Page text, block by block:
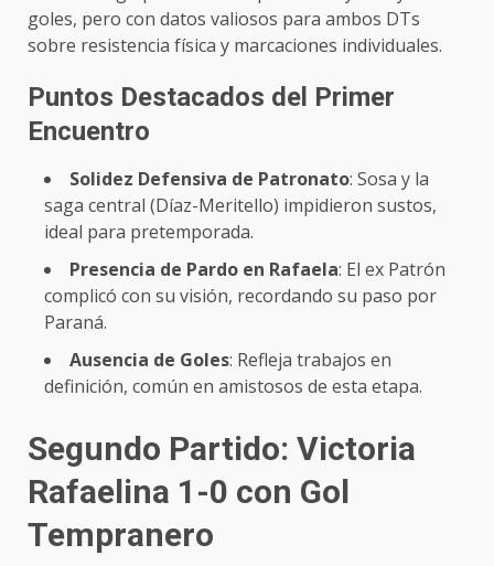
goles, pero con datos valiosos para ambos DTs
sobre resistencia física y marcaciones individuales.
Puntos Destacados del Primer
Encuentro
Solidez Defensiva de Patronato: Sosa y la
saga central (Díaz-Meritello) impidieron sustos,
ideal para pretemporada.
Presencia de Pardo en Rafaela: El ex Patrón
complicó con su visión, recordando su paso por
Paraná.
Ausencia de Goles: Refleja trabajos en
definición, común en amistosos de esta etapa.
Segundo Partido: Victoria
Rafaelina 1-0 con Gol
Tempranero